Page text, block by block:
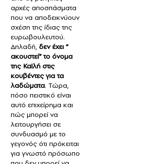
αρχές αποσπάσματα
που να αποδεικνύουν
σχέση της ίδιας της
ευρωβουλευτού.
Δηλαδή, δεν έχει “
ακουστεί” το όνομα
της Καϊλή στις
κουβέντες για τα
λαδώματα. Τώρα,
πόσο πειστικό είναι
αυτό επιχείρημα και
πώς μπορεί να
λειτουργήσει σε
συνδυασμό με το
γεγονός ότι πρόκειται
για γνωστό πρόσωπο